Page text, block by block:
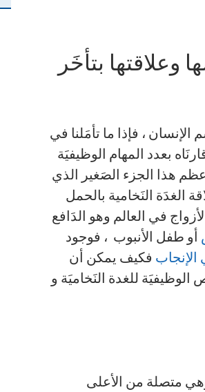
بتأخَر
، فإذا ما تأمَلنا في
بعدد المهام الوظيفيَة
هذا الجزء الصَغير الذي
الغدَة النَخامية بالحمل
في العالم وهو الدَافع
أو طفل الأنبوب ، فوجود
الإنجاب فكيف يمكن أن
للغدة النَخاميَة و
متصلة من الأعلى